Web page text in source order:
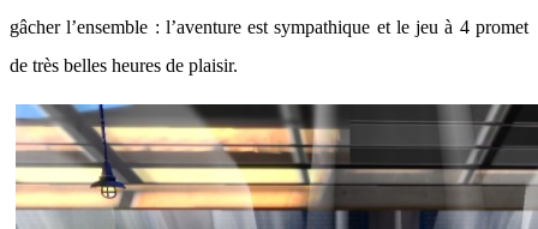
gâcher l’ensemble : l’aventure est sympathique et le jeu à 4 promet
de très belles heures de plaisir.